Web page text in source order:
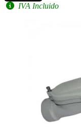
IVA Incluido